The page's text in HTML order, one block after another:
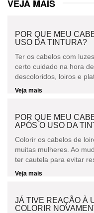
VEJA MAIS
POR QUE MEU
USO DA TINTURA?
Ter os cabelos com
certo cuidado na hora
descoloridos, loiros e
Veja mais
POR QUE MEU
APÓS O USO DA
Colorir os cabelos de
muitas mulheres. Ao
ter cautela para evitar
Veja mais
JÁ TIVE REAÇÃO À
COLORIR